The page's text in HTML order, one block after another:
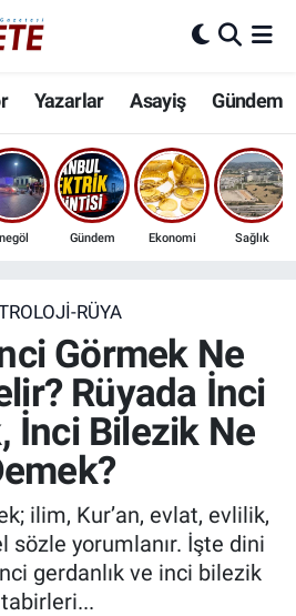
Yazarlar Asayiş Gündem
Gündem Ekonomi Sağlık
RÜYA
Görmek Ne
Rüyada İnci
İnci Bilezik Ne
ilim, Kur’an, evlat, evlilik,
sözle yorumlanır. İşte dini
gerdanlık ve inci bilezik
tabirleri...